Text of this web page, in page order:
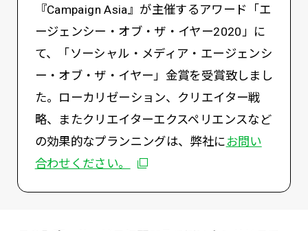
『Campaign Asia』が主催するアワード「エ
ージェンシー・オブ・ザ・イヤー2020」に
て、「ソーシャル・メディア・エージェンシ
ー・オブ・ザ・イヤー」金賞を受賞致しまし
た。ローカリゼーション、クリエイター戦
略、またクリエイターエクスペリエンスなど
の効果的なプランニングは、弊社にお問い
合わせください。
別ウィンドウで開く